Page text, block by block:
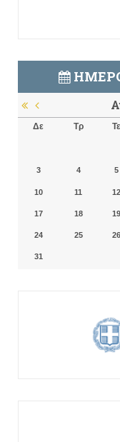
Δε Τρ Τε
3 4 5
10 11 12
17 18 19
24 25 26
31